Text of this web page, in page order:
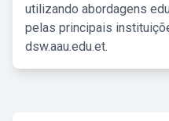
utilizando abordagens
pelas principais
dsw.aau.edu.et.